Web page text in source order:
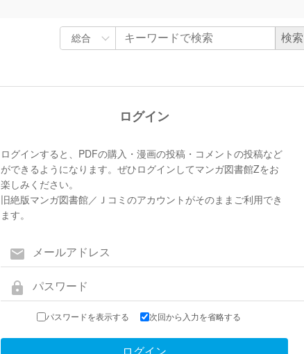
ログイン
ログインすると、PDFの購入・漫画の投稿・コメントの投稿など
ができるようになります。ぜひログインしてマンガ図書館Zをお
楽しみください。
旧絶版マンガ図書館／Ｊコミのアカウントがそのままご利用でき
ます。
mail
lock
パスワードを表示する 次回から入力を省略する